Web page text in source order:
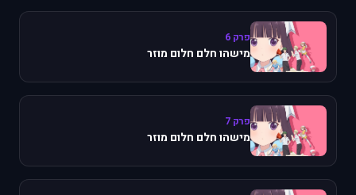
פרק 6
מישהו חלם חלום מוזר
פרק 7
מישהו חלם חלום מוזר